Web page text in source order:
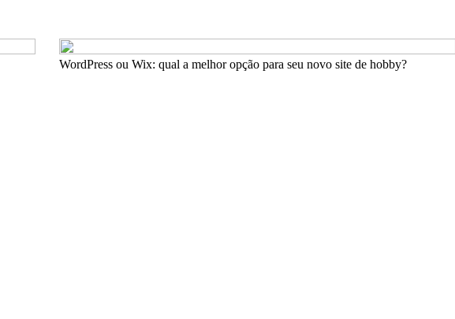
WordPress ou Wix: qual a melhor opção para seu novo site de hobby?